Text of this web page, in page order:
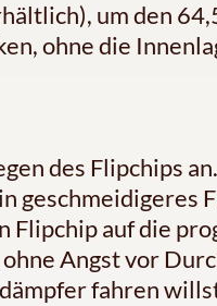
um den
ohne die
des Flipchips
geschmeidigeres
Flipchip auf die
Angst vor
fahren